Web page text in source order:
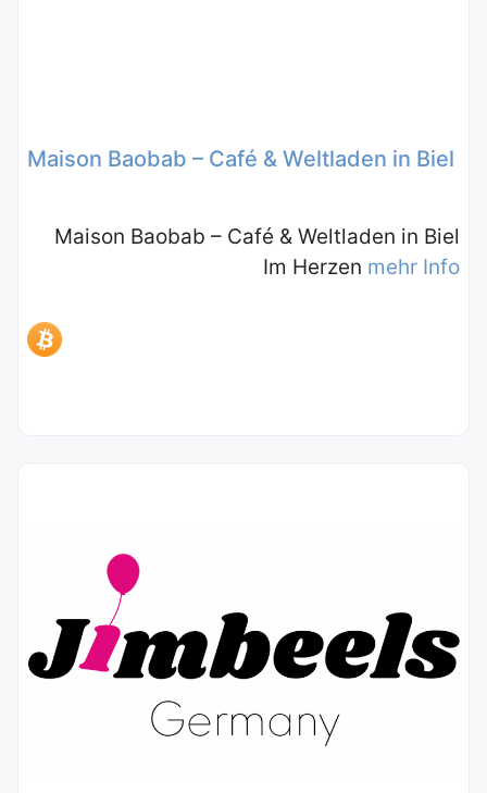
Maison Baobab – Café & Weltladen in Biel
Maison Baobab – Café & Weltladen in Biel
Im Herzen mehr Info